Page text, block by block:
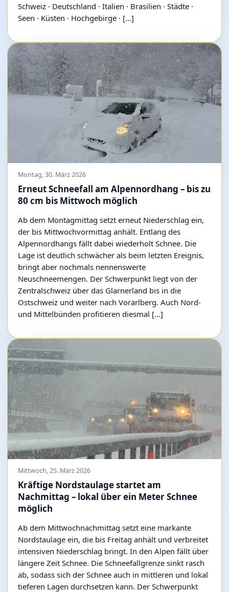
Schweiz · Deutschland · Italien · Brasilien · Städte ·
Seen · Küsten · Hochgebirge · […]
Montag, 30. März 2026
Erneut Schneefall am Alpennordhang – bis zu
80 cm bis Mittwoch möglich
Ab dem Montagmittag setzt erneut Niederschlag ein,
der bis Mittwochvormittag anhält. Entlang des
Alpennordhangs fällt dabei wiederholt Schnee. Die
Lage ist deutlich schwächer als beim letzten Ereignis,
bringt aber nochmals nennenswerte
Neuschneemengen. Der Schwerpunkt liegt von der
Zentralschweiz über das Glarnerland bis in die
Ostschweiz und weiter nach Vorarlberg. Auch Nord-
und Mittelbünden profitieren diesmal […]
Mittwoch, 25. März 2026
Kräftige Nordstaulage startet am
Nachmittag – lokal über ein Meter Schnee
möglich
Ab dem Mittwochnachmittag setzt eine markante
Nordstaulage ein, die bis Freitag anhält und verbreitet
intensiven Niederschlag bringt. In den Alpen fällt über
längere Zeit Schnee. Die Schneefallgrenze sinkt rasch
ab, sodass sich der Schnee auch in mittleren und lokal
tieferen Lagen durchsetzen kann. Der Schwerpunkt